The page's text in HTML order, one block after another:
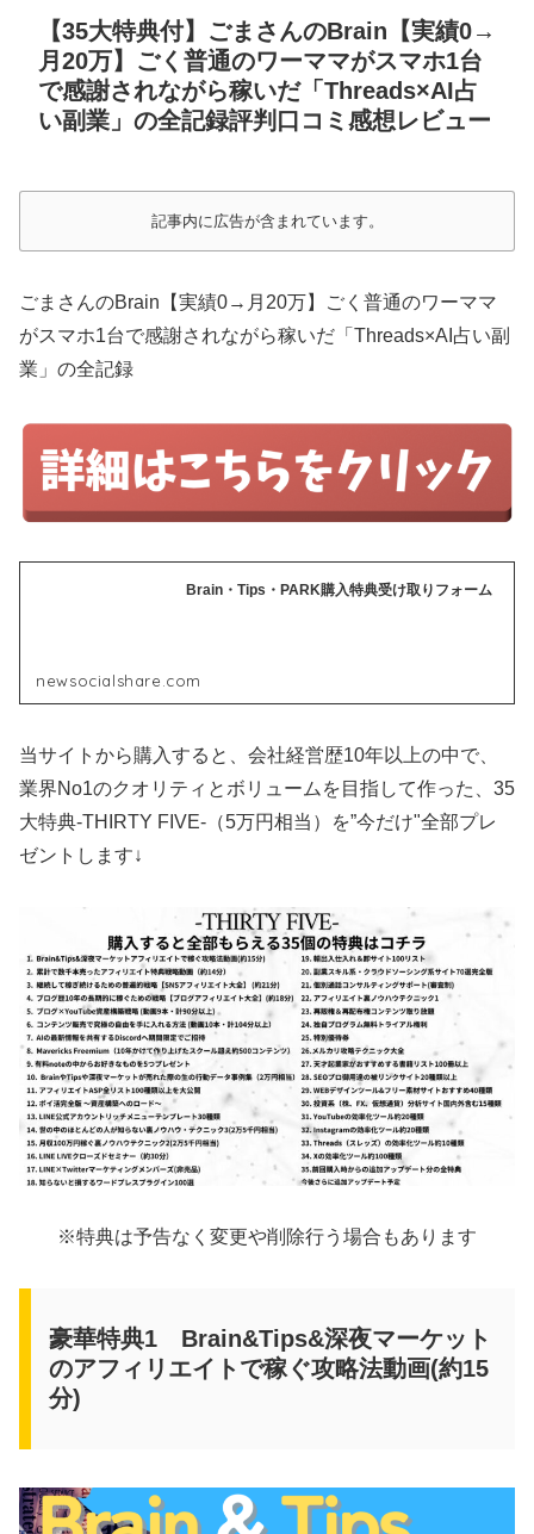
【35大特典付】ごまさんのBrain【実績0→
月20万】ごく普通のワーママがスマホ1台
で感謝されながら稼いだ「Threads×AI占
い副業」の全記録評判口コミ感想レビュー
記事内に広告が含まれています。
ごまさんのBrain【実績0→月20万】ごく普通のワーママ
がスマホ1台で感謝されながら稼いだ「Threads×AI占い副
業」の全記録
Brain・Tips・PARK購入特典受け取りフォーム
newsocialshare.com
当サイトから購入すると、会社経営歴10年以上の中で、
業界No1のクオリティとボリュームを目指して作った、35
大特典-THIRTY FIVE-（5万円相当）を”今だけ"全部プレ
ゼントします↓
※特典は予告なく変更や削除行う場合もあります
豪華特典1 Brain&Tips&深夜マーケット
のアフィリエイトで稼ぐ攻略法動画(約15
分)